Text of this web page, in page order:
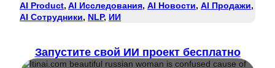
AI Product, AI Исследования, AI Новости, AI Продажи
AI Сотрудники, NLP, ИИ
Запустите свой ИИ проект бесплатно